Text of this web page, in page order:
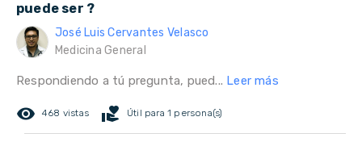
puede ser ?
José Luis Cervantes Velasco
Medicina General
Respondiendo a tú pregunta, pued... Leer más
remove_red_eye 468 vistas volunteer_activism Útil para 1 persona(s)